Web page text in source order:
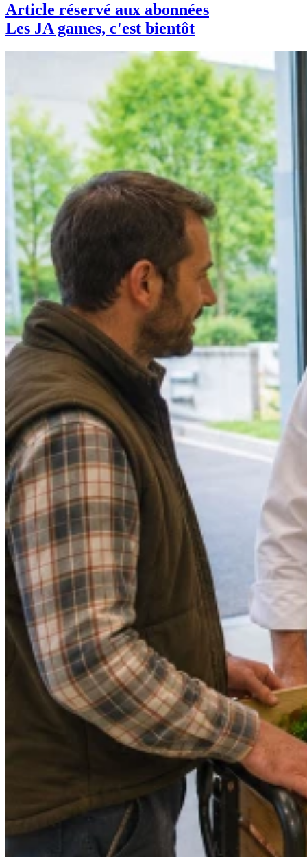
Article réservé aux abonnées
Les JA games, c'est bientôt